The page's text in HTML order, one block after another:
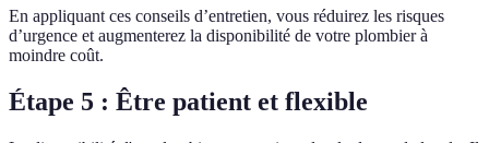
En appliquant ces conseils d’entretien, vous réduirez les risques
d’urgence et augmenterez la disponibilité de votre plombier à
moindre coût.
Étape 5 : Être patient et flexible